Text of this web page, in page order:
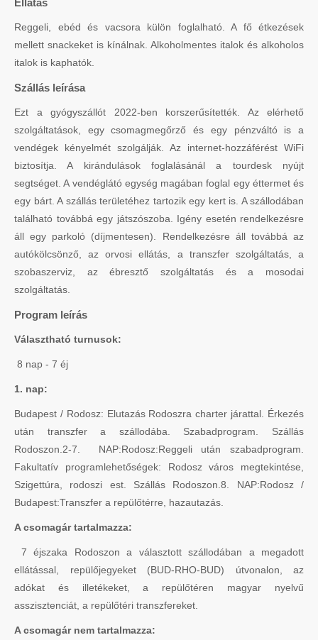
Ellátás
Reggeli, ebéd és vacsora külön foglalható. A fő étkezések
mellett snackeket is kínálnak. Alkoholmentes italok és alkoholos
italok is kaphatók.
Szállás leírása
Ezt a gyógyszállót 2022-ben korszerűsítették. Az elérhető
szolgáltatások, egy csomagmegőrző és egy pénzváltó is a
vendégek kényelmét szolgálják. Az internet-hozzáférést WiFi
biztosítja. A kirándulások foglalásánál a tourdesk nyújt
segtséget. A vendéglátó egység magában foglal egy éttermet és
egy bárt. A szállás területéhez tartozik egy kert is. A szállodában
található továbbá egy játszószoba. Igény esetén rendelkezésre
áll egy parkoló (díjmentesen). Rendelkezésre áll továbbá az
autókölcsönző, az orvosi ellátás, a transzfer szolgáltatás, a
szobaszerviz, az ébresztő szolgáltatás és a mosodai
szolgáltatás.
Program leírás
Választható turnusok:
8 nap - 7 éj
1. nap:
Budapest / Rodosz: Elutazás Rodoszra charter járattal. Érkezés
után transzfer a szállodába. Szabadprogram. Szállás
Rodoszon.2-7. NAP:Rodosz:Reggeli után szabadprogram.
Fakultatív programlehetőségek: Rodosz város megtekintése,
Szigettúra, rodoszi est. Szállás Rodoszon.8. NAP:Rodosz /
Budapest:Transzfer a repülőtérre, hazautazás.
A csomagár tartalmazza:
7 éjszaka Rodoszon a választott szállodában a megadott
ellátással, repülőjegyeket (BUD-RHO-BUD) útvonalon, az
adókat és illetékeket, a repülőtéren magyar nyelvű
asszisztenciát, a repülőtéri transzfereket.
A csomagár nem tartalmazza: